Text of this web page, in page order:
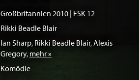
Großbritannien 2010 | FSK 12
Rikki Beadle Blair
Ian Sharp, Rikki Beadle Blair,Alexis
Gregory, mehr »
Komödie